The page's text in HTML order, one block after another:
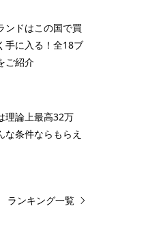
ンドはこの国で買
手に入る！全18ブ
ご紹介
理論上最高32万
な条件ならもらえ
ランキング一覧